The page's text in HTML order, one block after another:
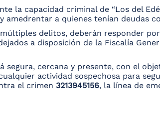
la capacidad criminal de “Los del
a quienes tenían deudas
delitos, deberán responder
a disposición de la Fiscalía
segura, cercana y presente, con el
actividad sospechosa para
el crimen 3213945156, la línea de